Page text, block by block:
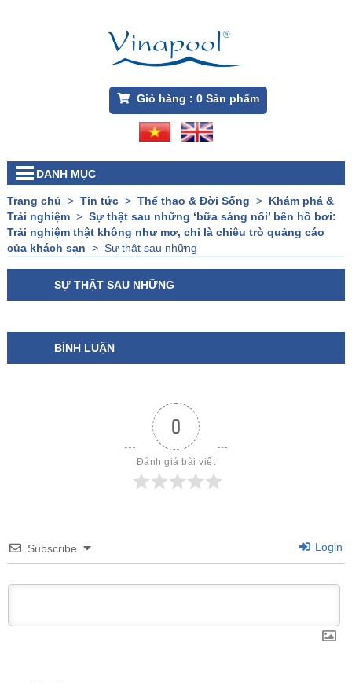
Giỏ hàng : 0Sản phẩm
DANH MỤC
Trang chủ > Tin tức> Thể thao & Đời Sống > Khám phá &
Trải nghiệm> Sự thật sau những ‘bữa sáng nổi’ bên hồ bơi:
Trải nghiệm thật không như mơ, chỉ là chiêu trò quảng cáo
của khách sạn > Sự thật sau những
SỰ THẬT SAU NHỮNG
BÌNH LUẬN
0
Đánh giá bài viết
Subscribe Login